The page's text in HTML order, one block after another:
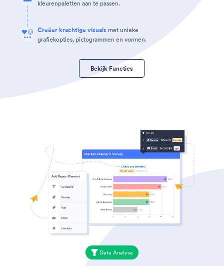
kleurenpaletten aan te passen.
Creëer krachtige visuals met unieke
grafiekopties, pictogrammen en vormen.
Bekijk Functies
Data Analyse